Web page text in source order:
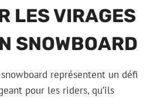
LES VIRAGES
SNOWBOARD
représentent un défi
pour les riders, qu’ils